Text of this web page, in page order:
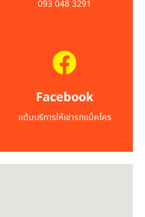
093 048 3291
Facebook
แต้มบริการให้เช่ารถแม็คโคร